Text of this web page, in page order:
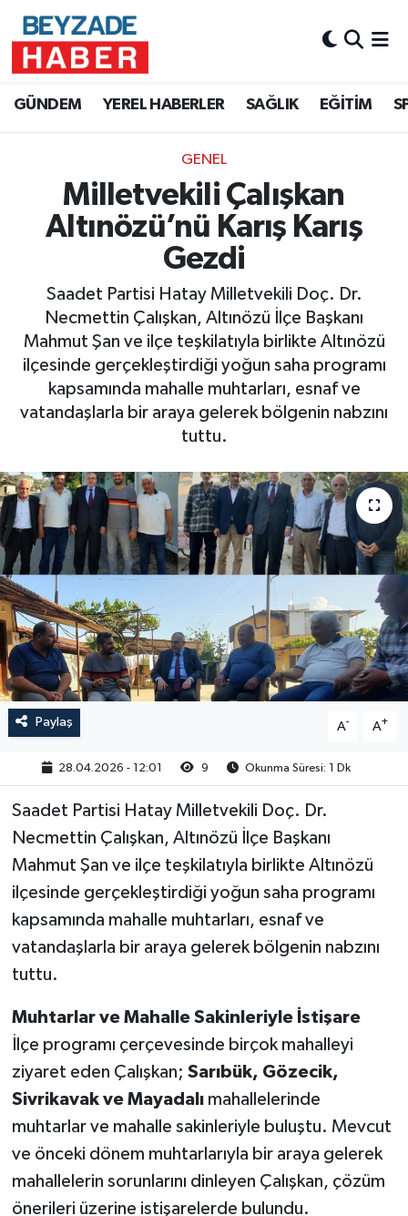
GÜNDEM YEREL HABERLER SAĞLIK EĞİTİM
GENEL
Milletvekili Çalışkan
Altınözü’nü Karış Karış
Gezdi
Saadet Partisi Hatay Milletvekili Doç. Dr.
Necmettin Çalışkan, Altınözü İlçe Başkanı
Mahmut Şan ve ilçe teşkilatıyla birlikte Altınözü
ilçesinde gerçekleştirdiği yoğun saha programı
kapsamında mahalle muhtarları, esnaf ve
vatandaşlarla bir araya gelerek bölgenin nabzını
tuttu.
Paylaş A- A+
28.04.2026 - 12:01 9 Okunma Süresi: 1 Dk
Saadet Partisi Hatay Milletvekili Doç. Dr.
Necmettin Çalışkan, Altınözü İlçe Başkanı
Mahmut Şan ve ilçe teşkilatıyla birlikte Altınözü
ilçesinde gerçekleştirdiği yoğun saha programı
kapsamında mahalle muhtarları, esnaf ve
vatandaşlarla bir araya gelerek bölgenin nabzını
tuttu.
Muhtarlar ve Mahalle Sakinleriyle İstişare
İlçe programı çerçevesinde birçok mahalleyi
ziyaret eden Çalışkan; Sarıbük, Gözecik,
Sivrikavak ve Mayadalımahallelerinde
muhtarlar ve mahalle sakinleriyle buluştu. Mevcut
ve önceki dönem muhtarlarıyla bir araya gelerek
mahallelerin sorunlarını dinleyen Çalışkan, çözüm
önerileri üzerine istişarelerde bulundu.
Hava Durumu
Süper Lig Puan Durumu ve Fikstür
Tüm Manşetler
Son Dakika Haberleri
Haber Arşivi